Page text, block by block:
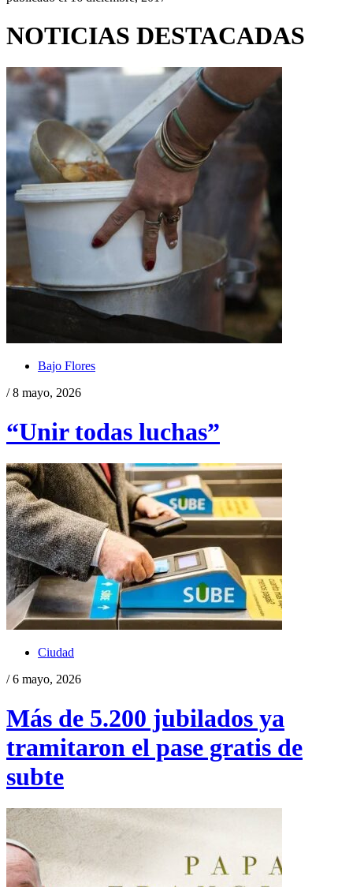
NOTICIAS DESTACADAS
Bajo Flores
/ 8 mayo, 2026
“Unir todas luchas”
Ciudad
/ 6 mayo, 2026
Más de 5.200 jubilados ya
tramitaron el pase gratis de
subte